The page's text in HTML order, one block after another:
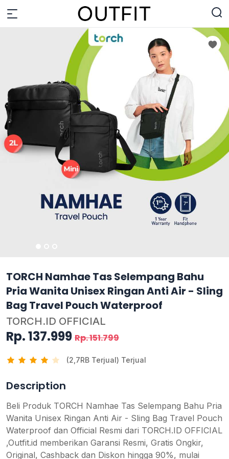
TORCH Namhae Tas Selempang Bahu
Pria Wanita Unisex Ringan Anti Air - Sling
Bag Travel Pouch Waterproof
TORCH.ID OFFICIAL
Rp. 137.999 Rp. 151.799
(2,7RB Terjual) Terjual
Description
Beli Produk TORCH Namhae Tas Selempang Bahu Pria
Wanita Unisex Ringan Anti Air - Sling Bag Travel Pouch
Waterproof dan Official Resmi dari TORCH.ID OFFICIAL
,Outfit.id memberikan Garansi Resmi, Gratis Ongkir,
Original, Cashback dan Diskon hingga 90%, mulai